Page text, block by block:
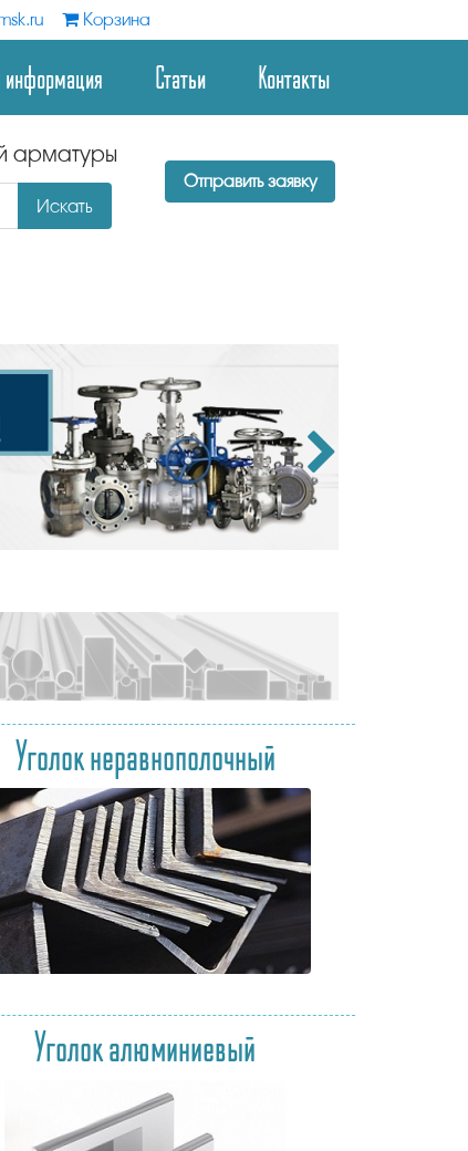
Корзина
информация Статьи Контакты
арматуры
Искать
Отправить заявку
Уголок неравнополочный
Уголок алюминиевый